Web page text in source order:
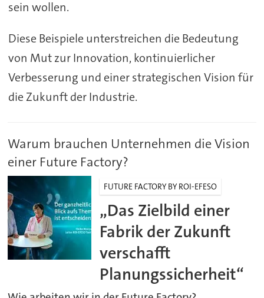
sein wollen.
Diese Beispiele unterstreichen die Bedeutung
von Mut zur Innovation, kontinuierlicher
Verbesserung und einer strategischen Vision für
die Zukunft der Industrie.
Warum brauchen Unternehmen die Vision
einer Future Factory?
FUTURE FACTORY BY ROI-EFESO
„Das Zielbild einer
Fabrik der Zukunft
verschafft
Planungssicherheit“